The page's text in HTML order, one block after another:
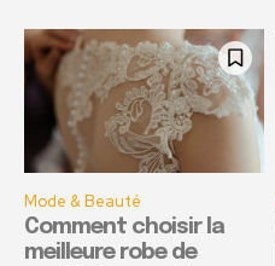
Mode & Beauté
Comment choisir la
meilleure robe de